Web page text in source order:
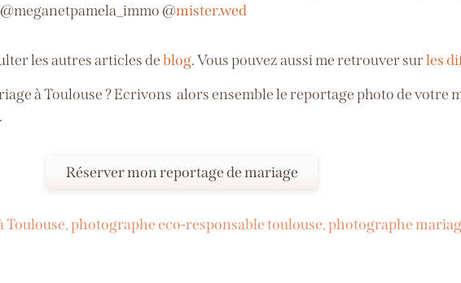
@mister.wed
les autres articles deblog. Vous pouvez aussi me retrouver surles
à Toulouse ? Ecrivons alors ensemble le reportage photo de votre
.
Réserver mon reportage de mariage
Toulouse,photographe eco-responsable toulouse,photographe